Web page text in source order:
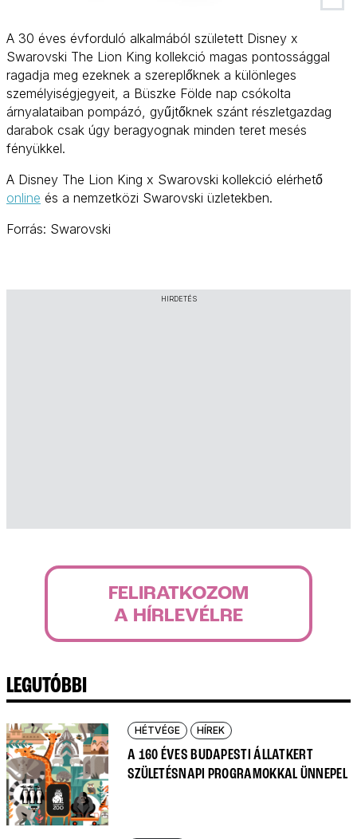
A 30 éves évforduló alkalmából született Disney x
Swarovski The Lion King kollekció magas pontossággal
ragadja meg ezeknek a szereplőknek a különleges
személyiségjegyeit, a Büszke Földe nap csókolta
árnyalataiban pompázó, gyűjtőknek szánt részletgazdag
darabok csak úgy beragyognak minden teret mesés
fényükkel.
A Disney The Lion King x Swarovski kollekció elérhető
online és a nemzetközi Swarovski üzletekben.
Forrás: Swarovski
HIRDETÉS
FELIRATKOZOM
A HÍRLEVÉLRE
LEGUTÓBBI
HÉTVÉGE HÍREK
A 160 ÉVES BUDAPESTI ÁLLATKERT
SZÜLETÉSNAPI PROGRAMOKKAL ÜNNEPEL